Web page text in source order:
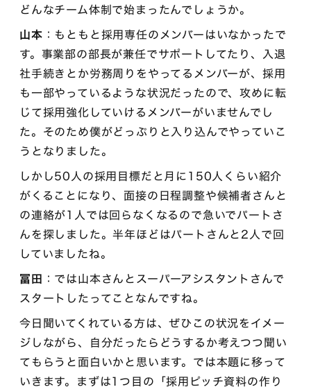
どんなチーム体制で始まったんでしょうか。
山本 ：もともと採用専任のメンバーはいなかったで
す。事業部の部長が兼任でサポートしてたり、入退
社手続きとか労務周りをやってるメンバーが、採用
も一部やっているような状況だったので、攻めに転
じて採用強化していけるメンバーがいませんでし
た。そのため僕がどっぷりと入り込んでやっていこ
うとなりました。
しかし50人の採用目標だと月に150人くらい紹介
がくることになり、面接の日程調整や候補者さんと
の連絡が1人では回らなくなるので急いでパートさ
んを探しました。半年ほどはパートさんと2人で回
していましたね。
冨田 ：では山本さんとスーパーアシスタントさんで
スタートしたってことなんですね。
今日聞いてくれている方は、ぜひこの状況をイメー
ジしながら、自分だったらどうするか考えつつ聞い
てもらうと面白いかと思います。では本題に移って
いきます。まずは1つ目の「採用ピッチ資料の作り